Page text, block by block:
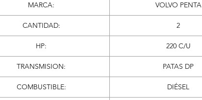
MARCA: VOLVO PENTA
CANTIDAD: 2
HP: 220 C/U
TRANSMISION: PATAS DP
COMBUSTIBLE: DIÉSEL